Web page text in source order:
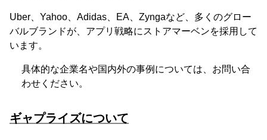
Uber、Yahoo、Adidas、EA、Zyngaなど、多くのグロー
バルブランドが、アプリ戦略にストアマーベンを採用して
います。
具体的な企業名や国内外の事例については、お問い合
わせください。
ギャプライズについて